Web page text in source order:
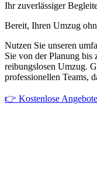
Ihr zuverlässiger
Bereit, Ihren Umzug
Nutzen Sie unseren
Sie von der Planung bis
reibungslosen Umzug.
professionellen Teams,
👉 Kostenlose